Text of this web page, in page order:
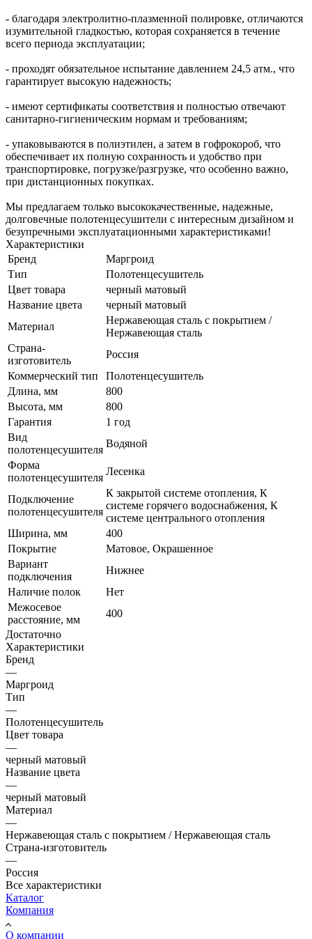
- благодаря электролитно-плазменной полировке, отличаются
изумительной гладкостью, которая сохраняется в течение
всего периода эксплуатации;
- проходят обязательное испытание давлением 24,5 атм., что
гарантирует высокую надежность;
- имеют сертификаты соответствия и полностью отвечают
санитарно-гигиеническим нормам и требованиям;
- упаковываются в полиэтилен, а затем в гофрокороб, что
обеспечивает их полную сохранность и удобство при
транспортировке, погрузке/разгрузке, что особенно важно,
при дистанционных покупках.
Мы предлагаем только высококачественные, надежные,
долговечные полотенцесушители с интересным дизайном и
безупречными эксплуатационными характеристиками!
Характеристики
Бренд
Маргроид
Тип
Полотенцесушитель
Цвет товара
черный матовый
Название цвета
черный матовый
Материал
Нержавеющая сталь с покрытием /
Нержавеющая сталь
Страна-
изготовитель
Россия
Коммерческий тип
Полотенцесушитель
Длина, мм
800
Высота, мм
800
Гарантия
1 год
Вид
полотенцесушителя
Водяной
Форма
полотенцесушителя
Лесенка
Подключение
полотенцесушителя
К закрытой системе отопления, К
системе горячего водоснабжения, К
системе центрального отопления
Ширина, мм
400
Покрытие
Матовое, Окрашенное
Вариант
подключения
Нижнее
Наличие полок
Нет
Межосевое
расстояние, мм
400
Достаточно
Характеристики
Бренд
—
Маргроид
Тип
—
Полотенцесушитель
Цвет товара
—
черный матовый
Название цвета
—
черный матовый
Материал
—
Нержавеющая сталь с покрытием / Нержавеющая сталь
Страна-изготовитель
—
Россия
Все характеристики
Каталог
Компания
О компании